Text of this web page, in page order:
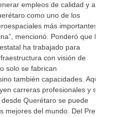
empleos de calidad y a
como uno de los
más importantes
mencionó. Ponderó que la
ha trabajado para
con visión de
solo se fabrican
también capacidades. Aquí,
carreras profesionales y se
Querétaro se puede
mejores del mundo. Del Prete